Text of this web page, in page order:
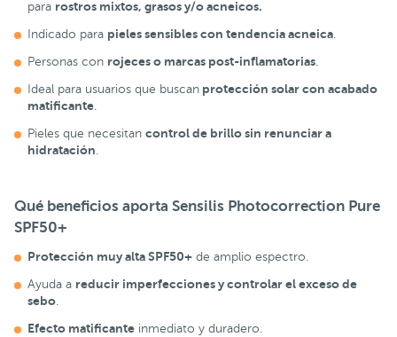
para rostros mixtos, grasos y/o acneicos.
Indicado para pieles sensibles con tendencia acneica
Personas con rojeces o marcas post-inflamatorias
Ideal para usuarios que buscan protección solar con acabado
matificante
Pieles que necesitan control de brillo sin renunciar a
hidratación
Qué beneficios aporta Sensilis Photocorrection Pure
SPF50+
Protección muy alta SPF50+ de amplio espectro.
Ayuda a reducir imperfecciones y controlar el exceso de
sebo
Efecto matificante inmediato y duradero.